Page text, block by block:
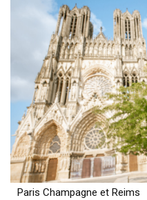
Paris Champagne et Reims